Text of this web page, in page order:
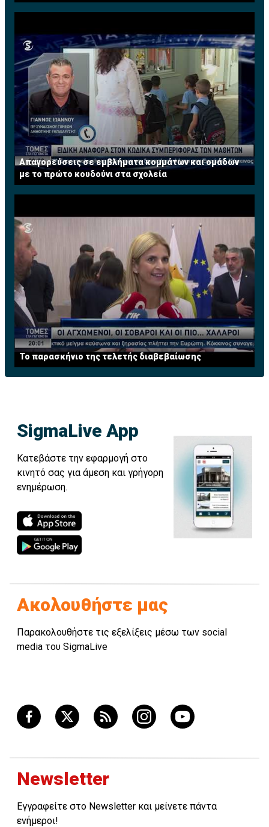
Απαγορεύσεις σε εμβλήματα κομμάτων και ομάδων
με το πρώτο κουδούνι στα σχολεία
Το παρασκήνιο της τελετής διαβεβαίωσης
SigmaLive App
Κατεβάστε την εφαρμογή στο
κινητό σας για άμεση και γρήγορη
ενημέρωση.
Ακολουθήστε μας
Παρακολουθήστε τις εξελίξεις μέσω των social
media του SigmaLive
Newsletter
Εγγραφείτε στο Newsletter και μείνετε πάντα
ενήμεροι!